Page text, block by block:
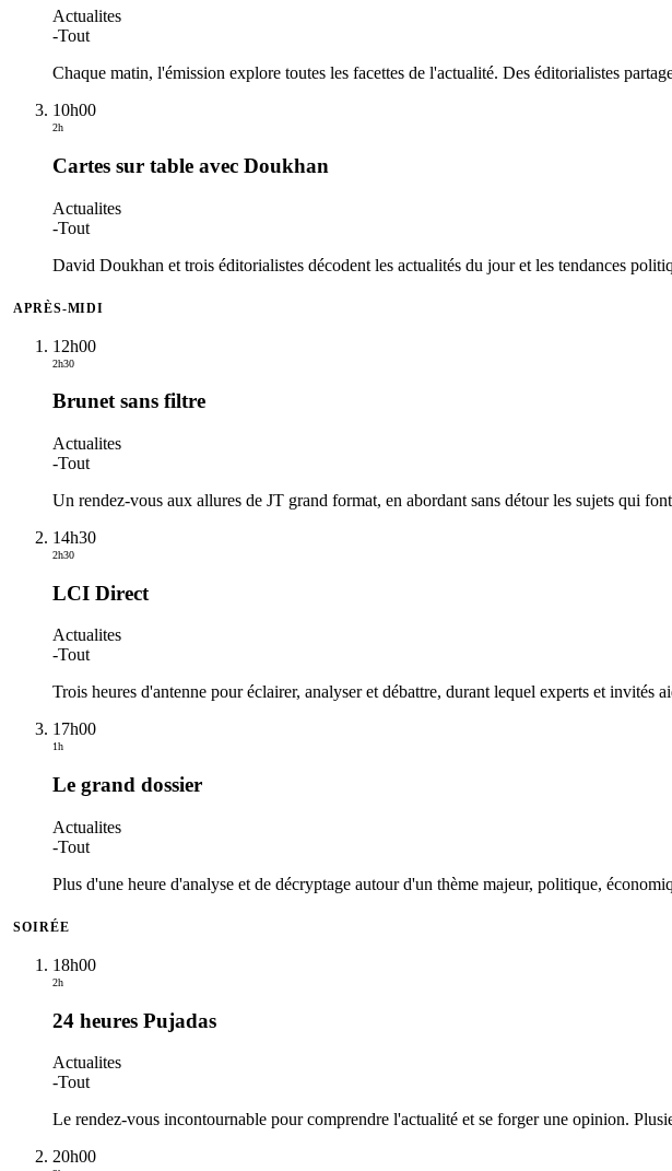
Actualites
-Tout
Chaque matin, l'émission explore toutes les facettes de l'actualité. Des éditorialistes
10h00
2h
Cartes sur table avec Doukhan
Actualites
-Tout
David Doukhan et trois éditorialistes décodent les actualités du jour et les tendances
APRÈS-MIDI
12h00
2h30
Brunet sans filtre
Actualites
-Tout
Un rendez-vous aux allures de JT grand format, en abordant sans détour les sujets qui
14h30
2h30
LCI Direct
Actualites
-Tout
Trois heures d'antenne pour éclairer, analyser et débattre, durant lequel experts et invités
17h00
1h
Le grand dossier
Actualites
-Tout
Plus d'une heure d'analyse et de décryptage autour d'un thème majeur, politique,
SOIRÉE
18h00
2h
24 heures Pujadas
Actualites
-Tout
Le rendez-vous incontournable pour comprendre l'actualité et se forger une opinion.
20h00